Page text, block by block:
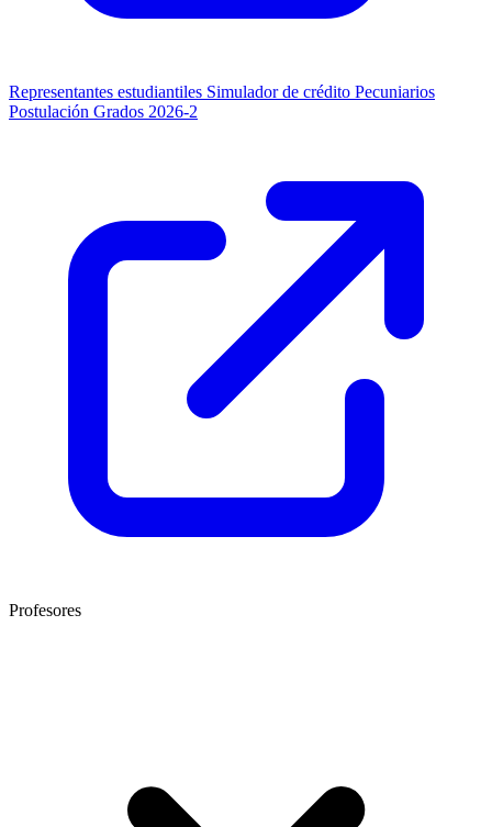
Representantes estudiantiles Simulador de crédito Pecuniarios
Postulación Grados 2026-2
Profesores